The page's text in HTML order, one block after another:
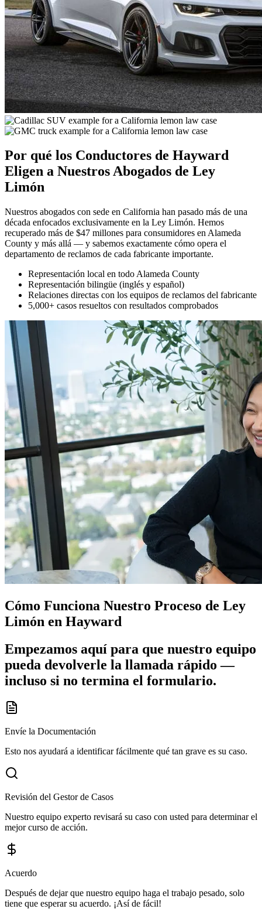
Por qué los Conductores de Hayward
Eligen a NuestrosAbogados de Ley
Limón
Nuestros abogados con sede en California han pasado más de una
década enfocados exclusivamente en la Ley Limón. Hemos
recuperado más de $47 millones para consumidores en Alameda
County y más allá — y sabemos exactamente cómo opera el
departamento de reclamos de cada fabricante importante.
Representación local en todo Alameda County
Representación bilingüe (inglés y español)
Relaciones directas con los equipos de reclamos del fabricante
5,000+ casos resueltos con resultados comprobados
Cómo Funciona Nuestro Proceso de Ley
Limón en Hayward
Empezamos aquí para que nuestro equipo
pueda devolverle la llamada rápido —
incluso si no termina el formulario.
Envíe la Documentación
Esto nos ayudará a identificar fácilmente qué tan grave es su caso.
Revisión del Gestor de Casos
Nuestro equipo experto revisará su caso con usted para determinar el
mejor curso de acción.
Acuerdo
Después de dejar que nuestro equipo haga el trabajo pesado, solo
tiene que esperar su acuerdo. ¡Así de fácil!